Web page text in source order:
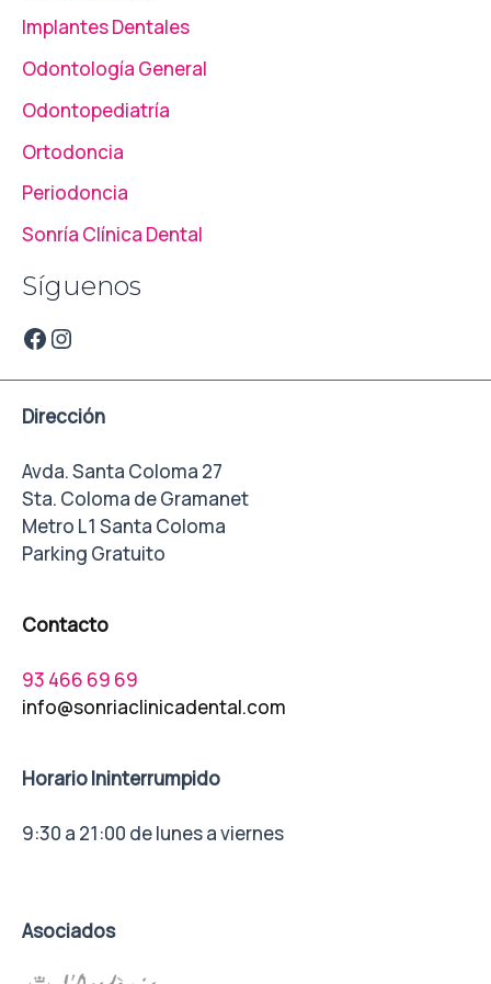
Implantes Dentales
Odontología General
Odontopediatría
Ortodoncia
Periodoncia
Sonría Clínica Dental
Síguenos
Dirección
Avda. Santa Coloma 27
Sta. Coloma de Gramanet
Metro L1 Santa Coloma
Parking Gratuito
Contacto
93 466 69 69
info@sonriaclinicadental.com
Horario Ininterrumpido
9:30 a 21:00 de lunes a viernes
Asociados